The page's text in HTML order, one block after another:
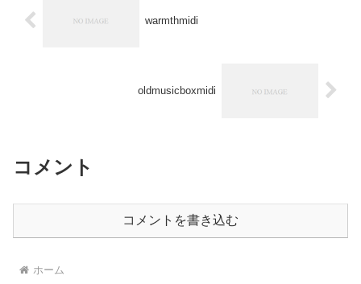
warmthmidi
oldmusicboxmidi
コメント
コメントを書き込む
ホーム